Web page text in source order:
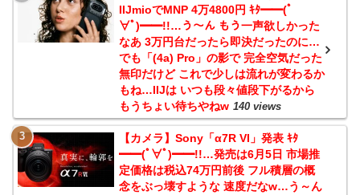
IIJmioでMNP 4万4800円 ｷﾀ━━(ﾟ
∀ﾟ)━━!!…う～ん もう一声欲しかった
なあ 3万円台だったら即決だったのに…
でも「(4a) Pro」の影で 完全空気だった
無印だけど これで少しは流れが変わるか
もね…IIJは いつも段々値段下がるから
もうちょい待ちやねw 140 views
【カメラ】Sony「α7R VI」発表 ｷﾀ
━━(ﾟ∀ﾟ)━━!!…発売は6月5日 市場推
定価格は税込74万円前後 フル積層の概
念をぶっ壊すような 速度だなw…う～ん